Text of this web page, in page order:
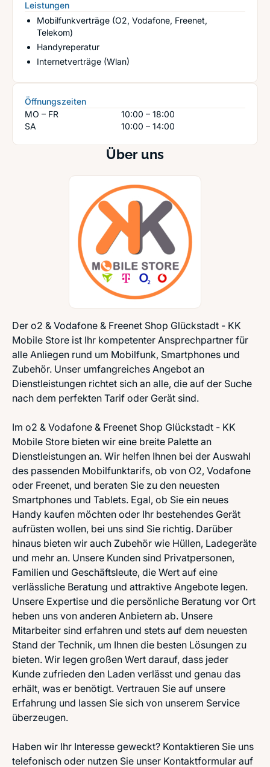
Über uns
Der o2 & Vodafone & Freenet Shop Glückstadt - KK
Mobile Store ist Ihr kompetenter Ansprechpartner für
alle Anliegen rund um Mobilfunk, Smartphones und
Zubehör. Unser umfangreiches Angebot an
Dienstleistungen richtet sich an alle, die auf der Suche
nach dem perfekten Tarif oder Gerät sind.
Im o2 & Vodafone & Freenet Shop Glückstadt - KK
Mobile Store bieten wir eine breite Palette an
Dienstleistungen an. Wir helfen Ihnen bei der Auswahl
des passenden Mobilfunktarifs, ob von O2, Vodafone
oder Freenet, und beraten Sie zu den neuesten
Smartphones und Tablets. Egal, ob Sie ein neues
Handy kaufen möchten oder Ihr bestehendes Gerät
aufrüsten wollen, bei uns sind Sie richtig. Darüber
hinaus bieten wir auch Zubehör wie Hüllen, Ladegeräte
und mehr an. Unsere Kunden sind Privatpersonen,
Familien und Geschäftsleute, die Wert auf eine
verlässliche Beratung und attraktive Angebote legen.
Unsere Expertise und die persönliche Beratung vor Ort
heben uns von anderen Anbietern ab. Unsere
Mitarbeiter sind erfahren und stets auf dem neuesten
Stand der Technik, um Ihnen die besten Lösungen zu
bieten. Wir legen großen Wert darauf, dass jeder
Kunde zufrieden den Laden verlässt und genau das
erhält, was er benötigt. Vertrauen Sie auf unsere
Erfahrung und lassen Sie sich von unserem Service
überzeugen.
Haben wir Ihr Interesse geweckt? Kontaktieren Sie uns
telefonisch oder nutzen Sie unser Kontaktformular auf
Leistungen
Mobilfunkverträge (O2, Vodafone, Freenet,
Telekom)
Handyreperatur
Internetverträge (Wlan)
Öffnungszeiten
MO – FR
10:00 – 18:00
SA
10:00 – 14:00